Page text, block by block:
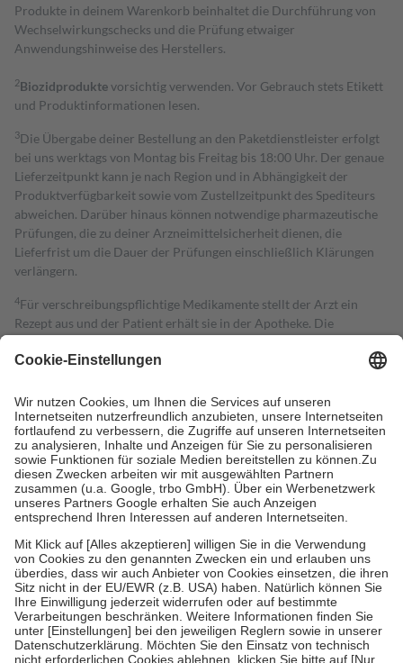
Produkte in deinem Warenkorb beinhaltet die Durchführung von
Wechselwirkungschecks und die Prüfung etwaiger
Anwendungshinweise des Herstellers.
2Biozidproduktevorsichtig verwenden. Vor Gebrauch stets Etikett
und Produktinformationen lesen.
3Die Übergabe deiner Bestellung an den Paketdienstleister erfolgt
bei uns werktags von Montag bis Freitag bis 18:00 Uhr. Der genaue
Lieferzeitpunkt kann je nach Region und in Abhängigkeit der
Produktverfügbarkeit sowie vom Zustellzeitpunkt des Spediteurs
abweichen. Darüber hinaus können notwendige pharmazeutische
Prüfungen, die zu deiner Arzneimittelsicherheit dienen, die
Lieferfrist um die Dauer der Prüfungen einschließlich Klärungen
verlängern.
4Für verschreibungspflichtige Medikamente stellt der Arzt ein
Rezept aus und der Patient erhält sie in der Apotheke. Die
Kosten dafür, der Versicherte trägt einen Teil davon als Zuzahlung
Grundsätzlich leisten Mitglieder Zuzahlungen in Höhe von zehn
Prozent des Abgabepreises,mindestensjedochfünf Euround
höchstens zehn Euro.Es sind jedoch nie mehr als die tatsächlichen
Kosten der Leistung zu entrichten.
Diese Regeln gelten grundsätzlich auch für Online-Apotheken.
Bei Heilmitteln und häuslicher Krankenpflege beträgt die
Zuzahlung zehn Prozent der Kosten sowie zehn Euro je
Um das Engagement der Versicherten für ihre eigene Gesundheit zu
stärken und die besondere Stellung der Familie zu unterstützen,
fallenkeine Zuzahlungen an bei:
• Kindern und Jugendlichen bis zum vollendeten 18. Lebensjahr
mit Ausnahme der Fahrkosten
• Untersuchungen zur Vorsorge und Früherkennung, die von der